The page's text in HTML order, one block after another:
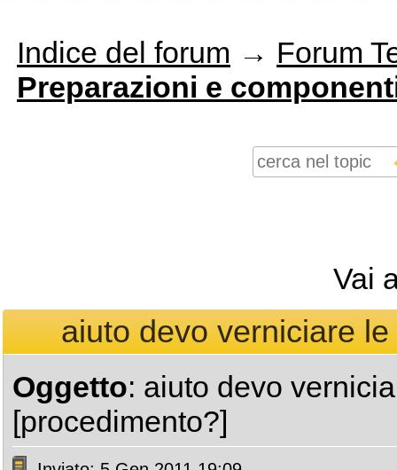
Indice del forum → Forum
Preparazioni e
Vai
aiuto devo verniciare
Oggetto: aiuto devo
[procedimento?]